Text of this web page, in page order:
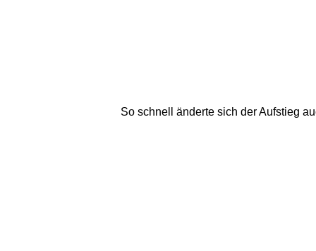
So schnell änderte sich der Aufstieg